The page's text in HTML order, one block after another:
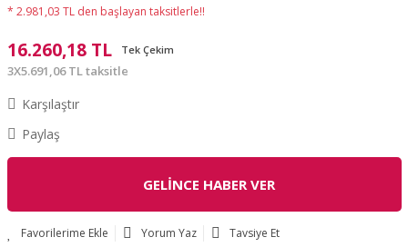
* 2.981,03 TL den başlayan taksitlerle!!
16.260,18 TL Tek Çekim
3X5.691,06 TL taksitle
Karşılaştır
Paylaş
GELİNCE HABER VER
Yorum Yaz Tavsiye Et